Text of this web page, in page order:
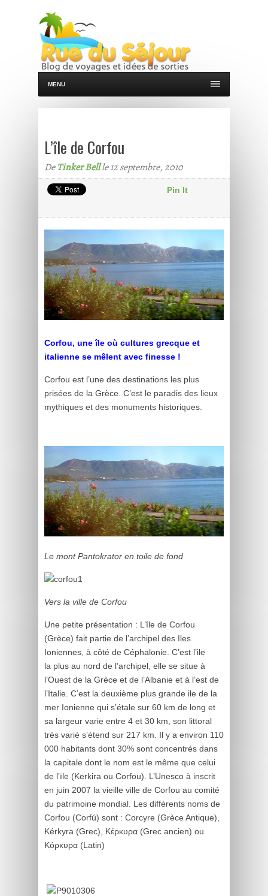
MENU
L’île de Corfou
DeTinker Bellle 12 septembre, 2010
Pin It
Corfou, une île où cultures grecque et
italienne se mêlent avec finesse !
Corfou est l’une des destinations les plus
prisées de la Grèce. C’est le paradis des lieux
mythiques et des monuments historiques.
Le mont Pantokrator en toile de fond
Vers la ville de Corfou
Une petite présentation : L’île de Corfou
(Grèce) fait partie de l’archipel des Iles
Ioniennes, à côté de Céphalonie. C’est l’ile
la plus au nord de l’archipel, elle se situe à
l’Ouest de la Grèce et de l’Albanie et à l’est de
l’Italie. C’est la deuxième plus grande ile de la
mer Ionienne qui s’étale sur 60 km de long et
sa largeur varie entre 4 et 30 km, son littoral
très varié s’étend sur 217 km. Il y a environ 110
000 habitants dont 30% sont concentrés dans
la capitale dont le nom est le même que celui
de l’ïle (Kerkira ou Corfou). L’Unesco à inscrit
en juin 2007 la vieille ville de Corfou au comité
du patrimoine mondial. Les différents noms de
Corfou (Corfú) sont : Corcyre (Grèce Antique),
Kérkyra (Grec), Κέρκυρα (Grec ancien) ou
Κόρκυρα (Latin)